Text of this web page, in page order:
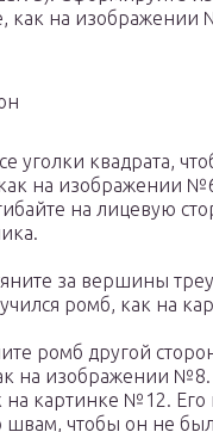
как на изображении
уголки квадрата,
на изображении
на лицевую
за вершины
ромб, как на
ромб другой
на изображении
на картинке №12. Его
швам, чтобы он не